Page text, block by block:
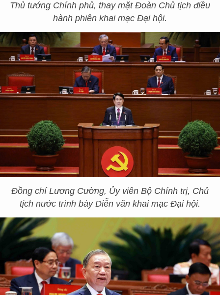
Thủ tướng Chính phủ, thay mặt Đoàn Chủ tịch điều
hành phiên khai mạc Đại hội.
Đồng chí Lương Cường, Ủy viên Bộ Chính trị, Chủ
tịch nước trình bày Diễn văn khai mạc Đại hội.